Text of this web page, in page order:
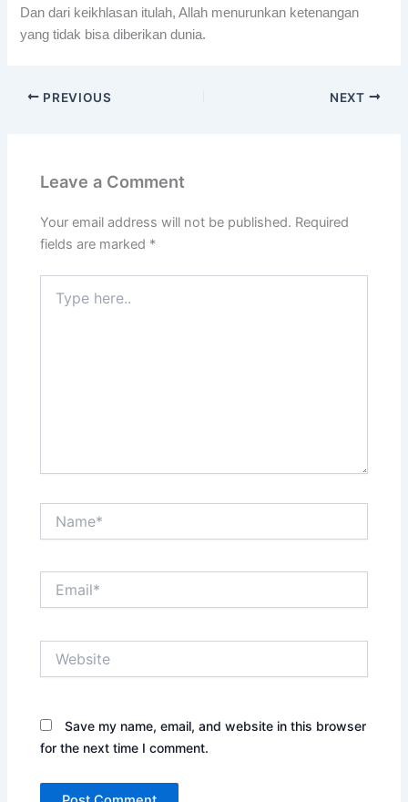
Dan dari keikhlasan itulah, Allah menurunkan ketenangan
yang tidak bisa diberikan dunia.
PREVIOUS NEXT
Leave a Comment
Your email address will not be published. Required
fields are marked *
here..
Save my name, email, and website in this browser
for the next time I comment.